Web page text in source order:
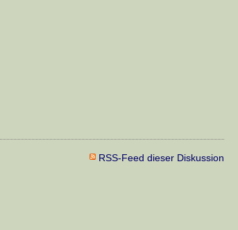
RSS-Feed dieser Diskussion